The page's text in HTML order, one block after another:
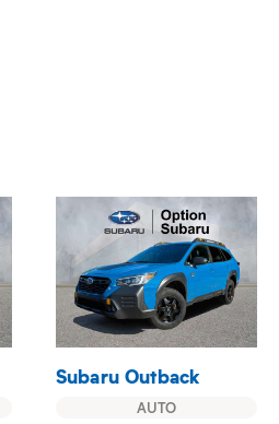
Subaru Outback
AUTO